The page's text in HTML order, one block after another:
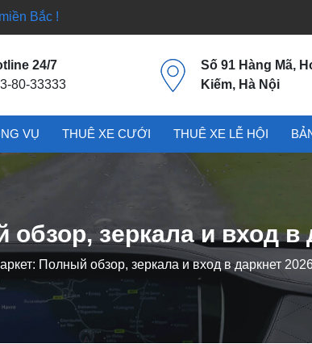
Bắc !
24/7
80-33333
Số 91 Hàng Mã,
Kiếm, Hà Nội
VỤ THUÊ XE CƯỚI THUÊ XE LỄ HỘI
зеркала и вход в
Полный обзор, зеркала и вход в даркнет